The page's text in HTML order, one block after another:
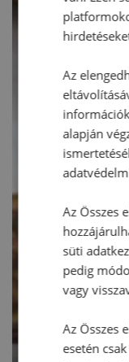
Az
alapján
Az Összes
süti
pedig
vagy
Az Összes
esetén